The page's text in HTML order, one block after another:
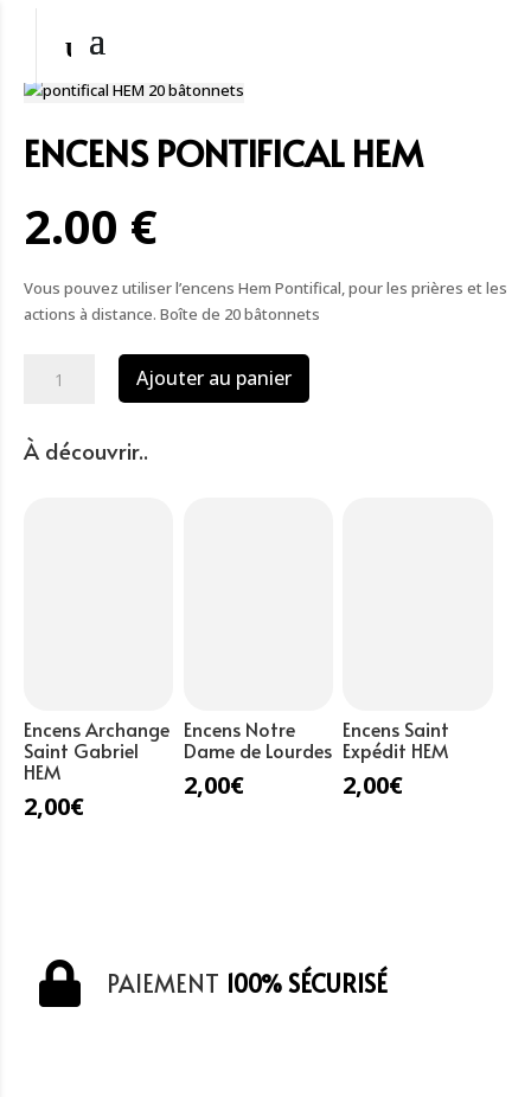
ENCENS PONTIFICAL HEM
2.00 €
Vous pouvez utiliser l’encens Hem Pontifical, pour les prières et les
actions à distance. Boîte de 20 bâtonnets
pontifical
Ajouter au panier
À découvrir..
Encens Archange
Saint Gabriel
HEM
2,00€
Encens Notre
Dame de Lourdes
2,00€
Encens Saint
Expédit HEM
2,00€
PAIEMENT 100% SÉCURISÉ